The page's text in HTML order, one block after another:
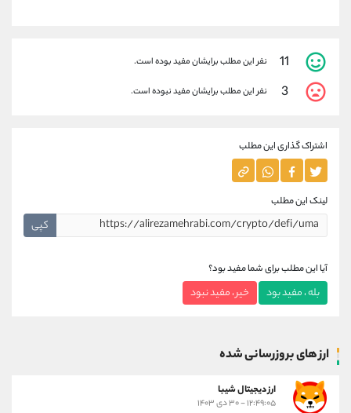
11 نفر این مطلب برایشان مفید بوده است.
3 نفر این مطلب برایشان مفید نبوده است.
اشتراک گذاری این مطلب
لینک این مطلب
کپی
آیا این مطلب برای شما مفید بود؟
بله ، مفید بود خیر ، مفید نبود
ارز های بروزرسانی شده
ارز ديجيتال شیبا
۱۲:۴۹:۰۵ - ۳۰ دی ۱۴۰۳